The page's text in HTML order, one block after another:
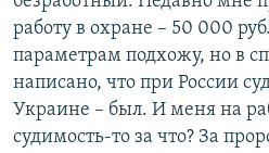
работу в охране – 50 000
параметрам подхожу, но в
написано, что при России
Украине – был. И меня на
судимость-то за что? За